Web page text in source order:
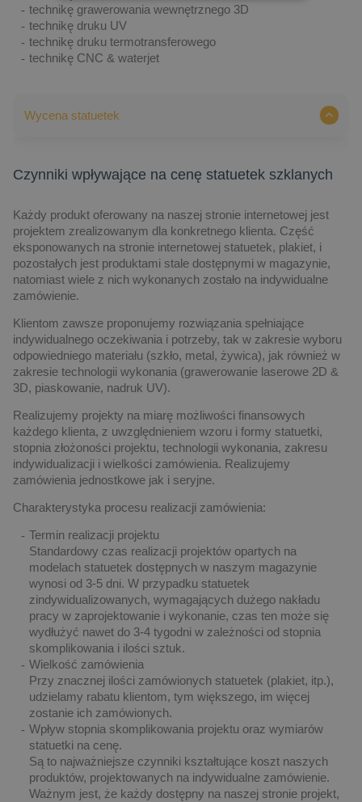
technikę grawerowania wewnętrznego 3D
technikę druku UV
technikę druku termotransferowego
technikę CNC & waterjet
Wycena statuetek
Czynniki wpływające na cenę statuetek szklanych
Każdy produkt oferowany na naszej stronie internetowej jest
projektem zrealizowanym dla konkretnego klienta. Część
eksponowanych na stronie internetowej statuetek, plakiet, i
pozostałych jest produktami stale dostępnymi w magazynie,
natomiast wiele z nich wykonanych zostało na indywidualne
zamówienie.
Klientom zawsze proponujemy rozwiązania spełniające
indywidualnego oczekiwania i potrzeby, tak w zakresie wyboru
odpowiedniego materiału (szkło, metal, żywica), jak również w
zakresie technologii wykonania (grawerowanie laserowe 2D &
3D, piaskowanie, nadruk UV).
Realizujemy projekty na miarę możliwości finansowych
każdego klienta, z uwzględnieniem wzoru i formy statuetki,
stopnia złożoności projektu, technologii wykonania, zakresu
indywidualizacji i wielkości zamówienia. Realizujemy
zamówienia jednostkowe jak i seryjne.
Charakterystyka procesu realizacji zamówienia:
Termin realizacji projektu
Standardowy czas realizacji projektów opartych na
modelach statuetek dostępnych w naszym magazynie
wynosi od 3-5 dni. W przypadku statuetek
zindywidualizowanych, wymagających dużego nakładu
pracy w zaprojektowanie i wykonanie, czas ten może się
wydłużyć nawet do 3-4 tygodni w zależności od stopnia
skomplikowania i ilości sztuk.
Wielkość zamówienia
Przy znacznej ilości zamówionych statuetek (plakiet, itp.),
udzielamy rabatu klientom, tym większego, im więcej
zostanie ich zamówionych.
Wpływ stopnia skomplikowania projektu oraz wymiarów
statuetki na cenę.
Są to najważniejsze czynniki kształtujące koszt naszych
produktów, projektowanych na indywidualne zamówienie.
Ważnym jest, że każdy dostępny na naszej stronie projekt,